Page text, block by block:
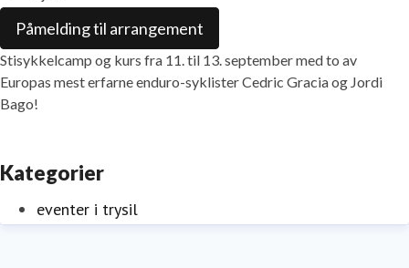
Påmelding til arrangement
Stisykkelcamp og kurs fra 11. til 13. september med to av
Europas mest erfarne enduro-syklister Cedric Gracia og Jordi
Bago!
Kategorier
eventer i trysil